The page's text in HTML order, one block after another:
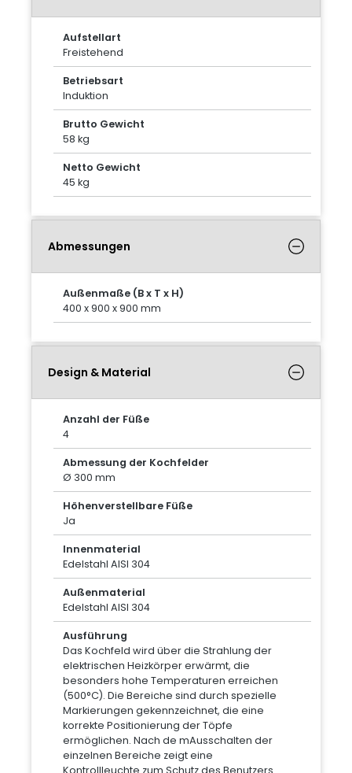
Aufstellart
Freistehend
Betriebsart
Induktion
Brutto Gewicht
58 kg
Netto Gewicht
45 kg
Abmessungen
Außenmaße (B x T x H)
400 x 900 x 900 mm
Design & Material
Anzahl der Füße
4
Abmessung der Kochfelder
Ø 300 mm
Höhenverstellbare Füße
Ja
Innenmaterial
Edelstahl AISI 304
Außenmaterial
Edelstahl AISI 304
Ausführung
Das Kochfeld wird über die Strahlung der
elektrischen Heizkörper erwärmt, die
besonders hohe Temperaturen erreichen
(500°C). Die Bereiche sind durch spezielle
Markierungen gekennzeichnet, die eine
korrekte Positionierung der Töpfe
ermöglichen. Nach de mAusschalten der
einzelnen Bereiche zeigt eine
Kontrollleuchte zum Schutz des Benutzers